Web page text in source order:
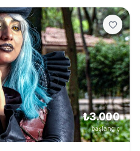
₺3.000
başlangıç